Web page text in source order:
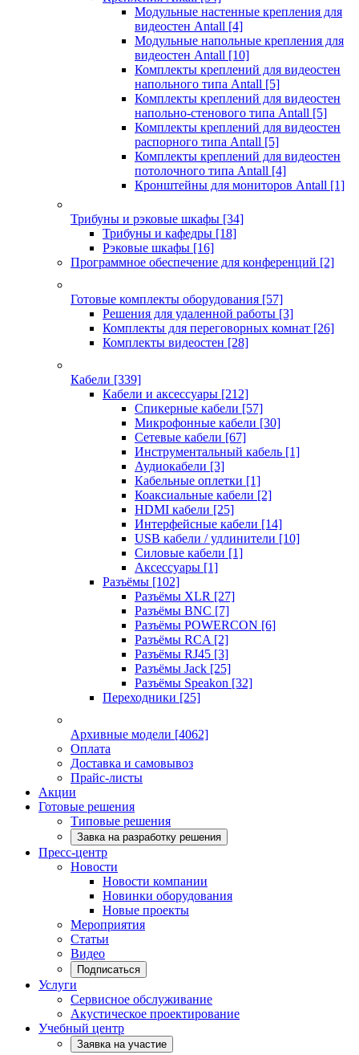
Модульные настенные крепления для
видеостен Antall [4]
Модульные напольные крепления для
видеостен Antall [10]
Комплекты креплений для видеостен
напольного типа Antall [5]
Комплекты креплений для видеостен
напольно-стенового типа Antall [5]
Комплекты креплений для видеостен
распорного типа Antall [5]
Комплекты креплений для видеостен
потолочного типа Antall [4]
Кронштейны для мониторов Antall [1]
Трибуны и рэковые шкафы [34]
Трибуны и кафедры [18]
Рэковые шкафы [16]
Программное обеспечение для конференций [2]
Готовые комплекты оборудования [57]
Решения для удаленной работы [3]
Комплекты для переговорных комнат [26]
Комплекты видеостен [28]
Кабели [339]
Кабели и аксессуары [212]
Спикерные кабели [57]
Микрофонные кабели [30]
Сетевые кабели [67]
Инструментальный кабель [1]
Аудиокабели [3]
Кабельные оплетки [1]
Коаксиальные кабели [2]
HDMI кабели [25]
Интерфейсные кабели [14]
USB кабели / удлинители [10]
Силовые кабели [1]
Аксессуары [1]
Разъёмы [102]
Разъёмы XLR [27]
Разъёмы BNC [7]
Разъёмы POWERCON [6]
Разъёмы RCA [2]
Разъёмы RJ45 [3]
Разъёмы Jack [25]
Разъёмы Speakon [32]
Переходники [25]
Архивные модели [4062]
Оплата
Доставка и самовывоз
Прайс-листы
Акции
Готовые решения
Типовые решения
Завка на разработку решения
Пресс-центр
Новости
Новости компании
Новинки оборудования
Новые проекты
Мероприятия
Статьи
Видео
Подписаться
Услуги
Сервисное обслуживание
Акустическое проектирование
Учебный центр
Заявка на участие